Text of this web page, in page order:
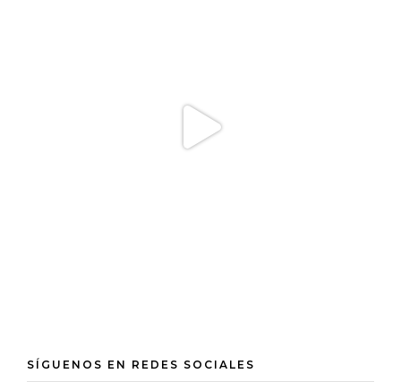
SÍGUENOS EN REDES SOCIALES